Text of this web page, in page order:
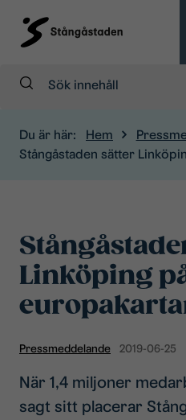
Sök:
Du är här: Hem
Stångåstaden sätter
Linköping
Pressmeddelande 2019-06-25
När 1,4 miljoner
sagt sitt placerar